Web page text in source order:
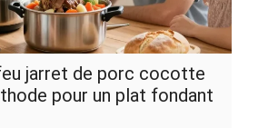
jarret de porc cocotte
pour un plat fondant